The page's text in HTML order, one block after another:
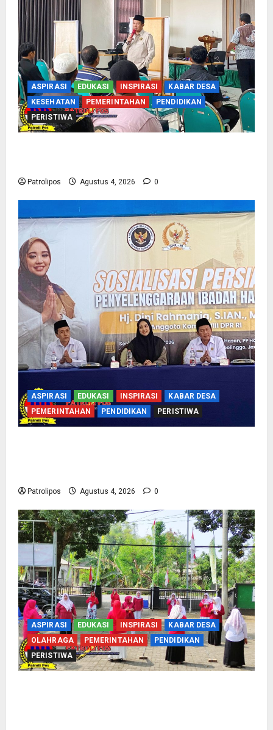
ASPIRASI EDUKASI INSPIRASI
KABAR DESA
KESEHATAN
PEMERINTAHAN
PENDIDIKAN
PERISTIWA
Patrolipos Agustus 4, 2026 0
ASPIRASI EDUKASI INSPIRASI
KABAR DESA
PEMERINTAHAN
PENDIDIKAN PERISTIWA
Patrolipos Agustus 4, 2026 0
ASPIRASI EDUKASI INSPIRASI
KABAR DESA
OLAHRAGA
PEMERINTAHAN
PENDIDIKAN
PERISTIWA